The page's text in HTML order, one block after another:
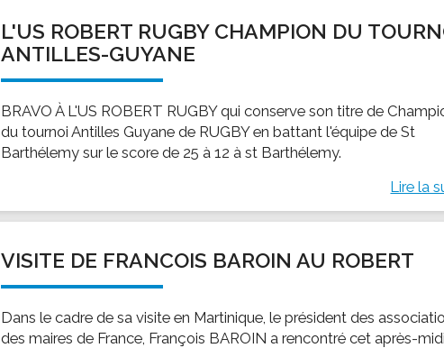
L'US ROBERT RUGBY CHAMPION DU
ANTILLES-GUYANE
BRAVO À L'US ROBERT RUGBY qui conserve son titre de
du tournoi Antilles Guyane de RUGBY en battant l'équipe de St
Barthélemy sur le score de 25 à 12 à st Barthélemy.
Lire la
VISITE DE FRANCOIS BAROIN AU ROBERT
Dans le cadre de sa visite en Martinique, le président des
des maires de France, François BAROIN a rencontré cet après-midi